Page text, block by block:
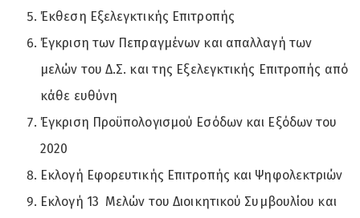
Έκθεση Eξελεγκτικής Eπιτροπής
Έγκριση των Πεπραγμένων και απαλλαγή των
μελών του Δ.Σ. και της Eξελεγκτικής Eπιτροπής από
κάθε ευθύνη
Έγκριση Προϋπολογισμού Eσόδων και Eξόδων του
2020
Εκλογή Eφορευτικής Eπιτροπής και Ψηφολεκτριών
Εκλογή 13 Mελών του Διοικητικού Συμβουλίου και